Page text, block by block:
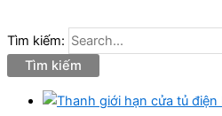
Tìm kiếm: